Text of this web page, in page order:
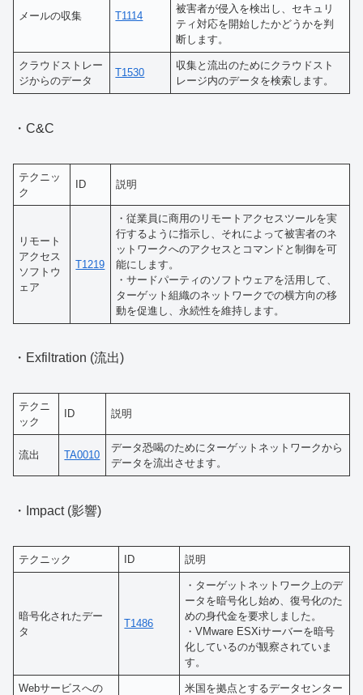
メールの収集 T1114
被害者が侵入を検出し、セキュリ
ティ対応を開始したかどうかを判
断します。
クラウドストレー
ジからのデータ
T1530
収集と流出のためにクラウドスト
レージ内のデータを検索します。
・C&C
テクニッ
ク
ID 説明
リモート
アクセス
ソフトウ
ェア
T1219
・従業員に商用のリモートアクセスツールを実
行するように指示し、それによって被害者のネ
ットワークへのアクセスとコマンドと制御を可
能にします。
・サードパーティのソフトウェアを活用して、
ターゲット組織のネットワークでの横方向の移
動を促進し、永続性を維持します。
・Exfiltration (流出)
テクニ
ック
ID 説明
流出 TA0010
データ恐喝のためにターゲットネットワークから
データを流出させます。
・Impact (影響)
テクニック ID 説明
暗号化されたデー
タ
T1486
・ターゲットネットワーク上のデ
ータを暗号化し始め、復号化のた
めの身代金を要求しました。
・VMware ESXiサーバーを暗号
化しているのが観察されていま
す。
Webサービスへの
米国を拠点とするデータセンター